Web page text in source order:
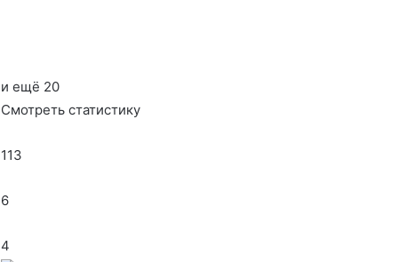
и ещё 20
Смотреть статистику
113
6
4